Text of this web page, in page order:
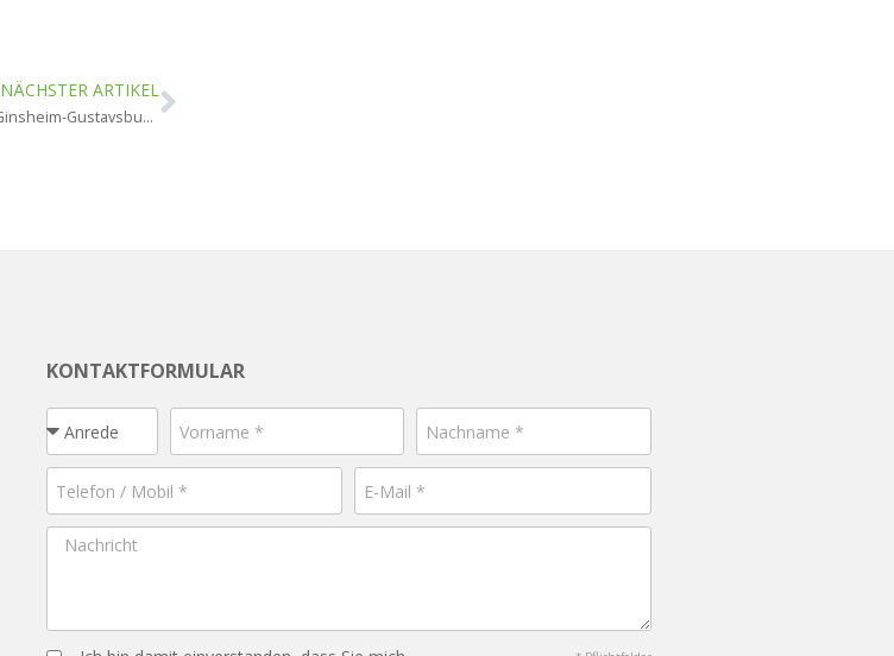
NÄCHSTER ARTIKEL
Wann ist der beste Kaufzeitpunkt in Ginsheim-Gustavsburg?
KONTAKTFORMULAR